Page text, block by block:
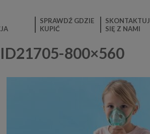
SPRAWDŹ GDZIE
KUPIĆ
SKONTAKTUJ
SIĘ Z NAMI
800×560